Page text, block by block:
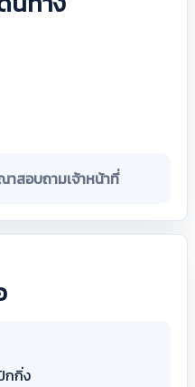
าสอบถามเจ้าหน้าที่
กกิ่ง